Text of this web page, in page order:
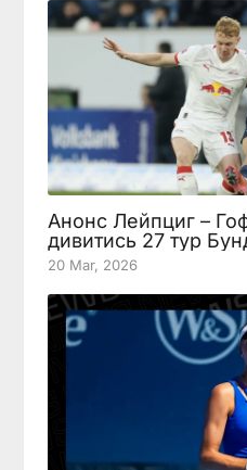
Анонс Лейпциг –
дивитись 27 тур
20 Mar, 2026